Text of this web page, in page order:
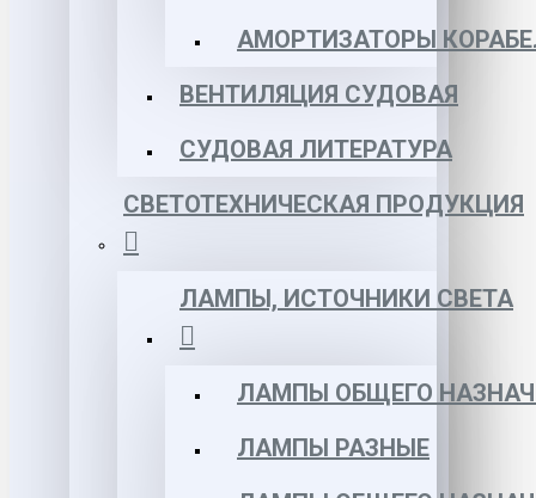
АМОРТИЗАТОРЫ
ВЕНТИЛЯЦИЯ СУДОВАЯ
СУДОВАЯ ЛИТЕРАТУРА
СВЕТОТЕХНИЧЕСКАЯ ПРОДУКЦИЯ
ЛАМПЫ, ИСТОЧНИКИ СВЕТА
ЛАМПЫ ОБЩЕГО
ЛАМПЫ РАЗНЫЕ